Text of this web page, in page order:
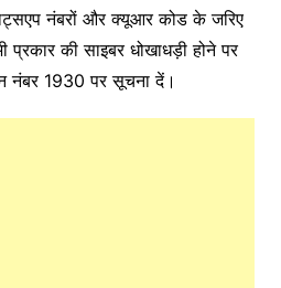
नंबरों और क्यूआर कोड के जरिए
की साइबर धोखाधड़ी होने पर
नंबर 1930 पर सूचना दें।